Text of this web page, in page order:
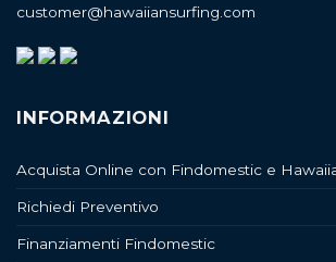
customer@hawaiiansurfing.com
INFORMAZIONI
Acquista Online con Findomestic e
Richiedi Preventivo
Finanziamenti Findomestic